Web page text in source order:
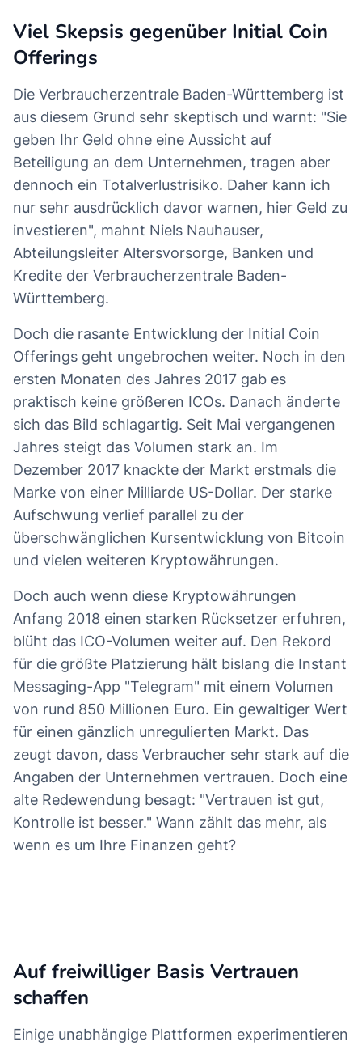
Viel Skepsis gegenüber Initial Coin
Offerings
Die Verbraucherzentrale Baden-Württemberg ist
aus diesem Grund sehr skeptisch und warnt: "Sie
geben Ihr Geld ohne eine Aussicht auf
Beteiligung an dem Unternehmen, tragen aber
dennoch ein Totalverlustrisiko. Daher kann ich
nur sehr ausdrücklich davor warnen, hier Geld zu
investieren", mahnt Niels Nauhauser,
Abteilungsleiter Altersvorsorge, Banken und
Kredite der Verbraucherzentrale Baden-
Württemberg.
Doch die rasante Entwicklung der Initial Coin
Offerings geht ungebrochen weiter. Noch in den
ersten Monaten des Jahres 2017 gab es
praktisch keine größeren ICOs. Danach änderte
sich das Bild schlagartig. Seit Mai vergangenen
Jahres steigt das Volumen stark an. Im
Dezember 2017 knackte der Markt erstmals die
Marke von einer Milliarde US-Dollar. Der starke
Aufschwung verlief parallel zu der
überschwänglichen Kursentwicklung von Bitcoin
und vielen weiteren Kryptowährungen.
Doch auch wenn diese Kryptowährungen
Anfang 2018 einen starken Rücksetzer erfuhren,
blüht das ICO-Volumen weiter auf. Den Rekord
für die größte Platzierung hält bislang die Instant
Messaging-App "Telegram" mit einem Volumen
von rund 850 Millionen Euro. Ein gewaltiger Wert
für einen gänzlich unregulierten Markt. Das
zeugt davon, dass Verbraucher sehr stark auf die
Angaben der Unternehmen vertrauen. Doch eine
alte Redewendung besagt: "Vertrauen ist gut,
Kontrolle ist besser." Wann zählt das mehr, als
wenn es um Ihre Finanzen geht?
Auf freiwilliger Basis Vertrauen
schaffen
Einige unabhängige Plattformen experimentieren